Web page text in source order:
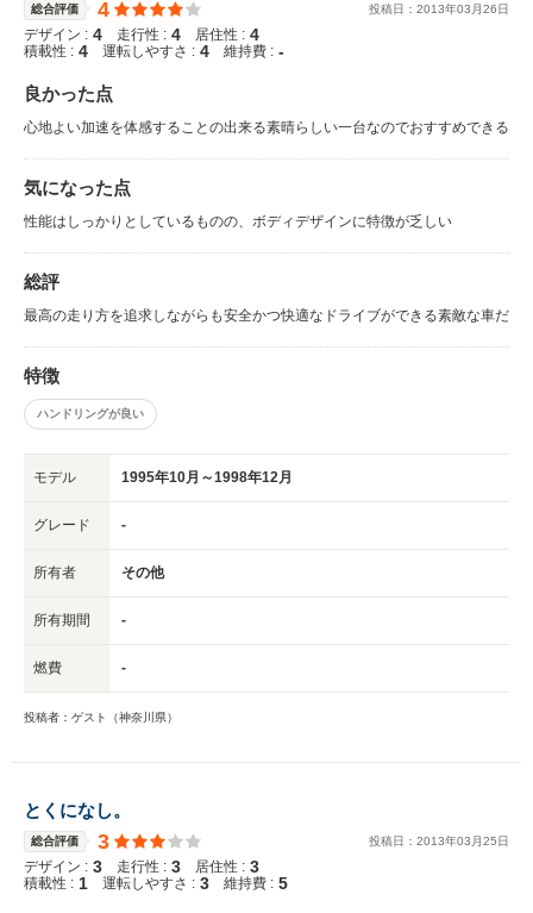
総合評価 4 投稿日： 2013年03 月26日
デザイン : 4 走行性 : 4 居住性 : 4
積載性 : 4 運転しやすさ : 4 維持費 : -
良かった点
心地よい加速を体感することの出来る素晴らしい一台なのでおすすめできる
気になった点
性能はしっかりとしているものの、ボディデザインに特徴が乏しい
総評
最高の走り方を追求しながらも安全かつ快適なドライブができる素敵な車だ
特徴
ハンドリングが良い
モデル 1995年10月～1998年12月
グレード -
所有者 その他
所有期間 -
燃費 -
投稿者：ゲスト（神奈川県）
とくになし。
総合評価 3 投稿日： 2013年03 月25日
デザイン : 3 走行性 : 3 居住性 : 3
積載性 : 1 運転しやすさ : 3 維持費 : 5